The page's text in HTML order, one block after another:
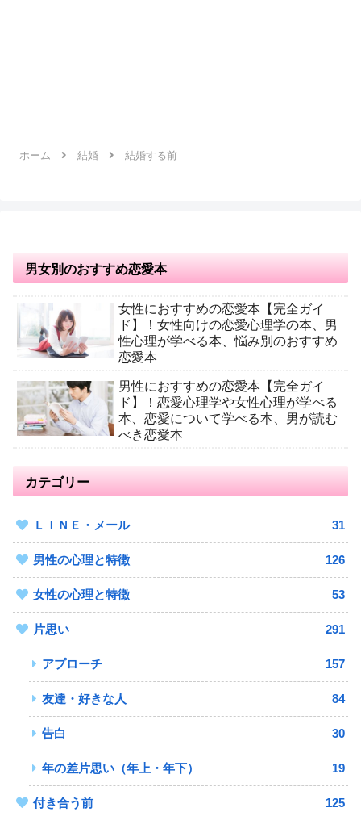
ホーム 結婚 結婚する前
男女別のおすすめ恋愛本
女性におすすめの恋愛本【完全ガイ
ド】！女性向けの恋愛心理学の本、男
性心理が学べる本、悩み別のおすすめ
恋愛本
男性におすすめの恋愛本【完全ガイ
ド】！恋愛心理学や女性心理が学べる
本、恋愛について学べる本、男が読む
べき恋愛本
カテゴリー
ＬＩＮＥ・メール 31
男性の心理と特徴 126
女性の心理と特徴 53
片思い 291
アプローチ 157
友達・好きな人 84
告白 30
年の差片思い（年上・年下） 19
付き合う前 125